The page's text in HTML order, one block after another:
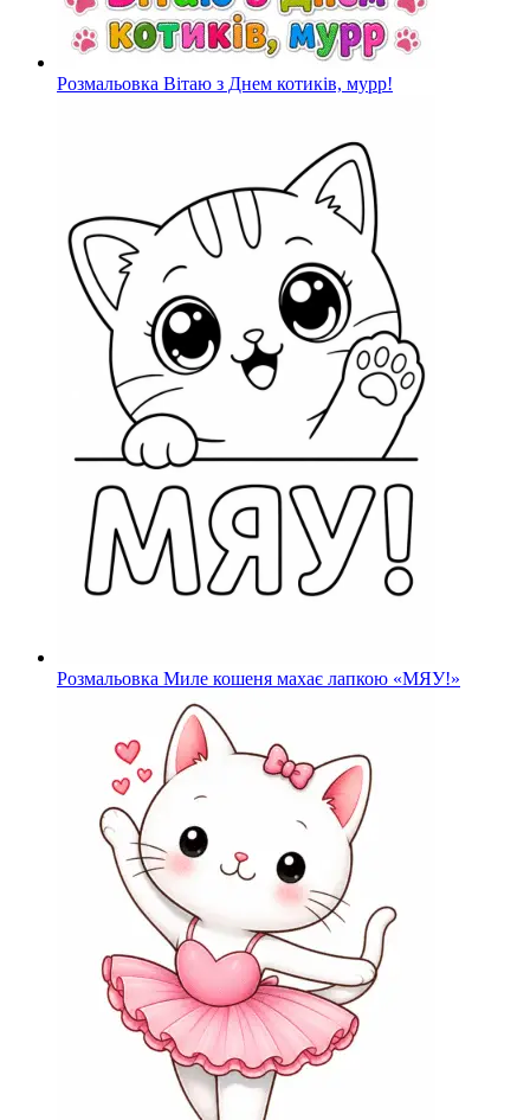
Розмальовка Вітаю з Днем котиків, мурр!
Розмальовка Миле кошеня махає лапкою «МЯУ!»